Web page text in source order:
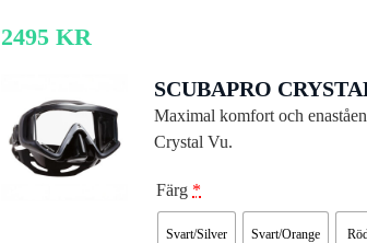
2495 KR
SCUBAPRO
Maximal komfort och
Crystal Vu.
Färg *
Svart/Silver Svart/Orange